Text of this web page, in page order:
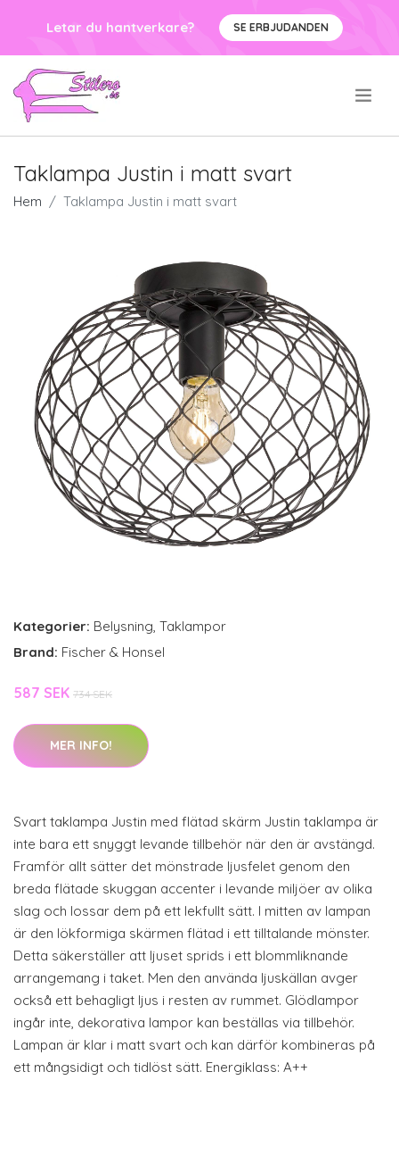
Letar du hantverkare? SE ERBJUDANDEN
Taklampa Justin i matt svart
Hem Taklampa Justin i matt svart
Kategorier: Belysning, Taklampor
Brand: Fischer & Honsel
587 SEK 734 SEK
MER INFO!
Svart taklampa Justin med flätad skärm Justin taklampa är
inte bara ett snyggt levande tillbehör när den är avstängd.
Framför allt sätter det mönstrade ljusfelet genom den
breda flätade skuggan accenter i levande miljöer av olika
slag och lossar dem på ett lekfullt sätt. I mitten av lampan
är den lökformiga skärmen flätad i ett tilltalande mönster.
Detta säkerställer att ljuset sprids i ett blommliknande
arrangemang i taket. Men den använda ljuskällan avger
också ett behagligt ljus i resten av rummet. Glödlampor
ingår inte, dekorativa lampor kan beställas via tillbehör.
Lampan är klar i matt svart och kan därför kombineras på
ett mångsidigt och tidlöst sätt. Energiklass: A++